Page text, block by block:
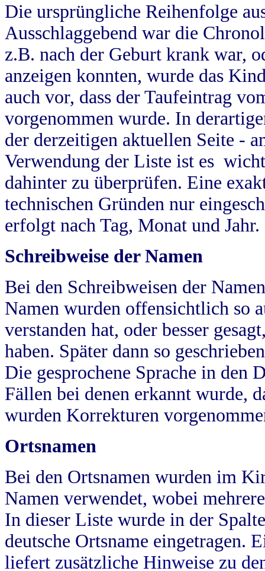
Die ursprüngliche Reihenfolge
Ausschlaggebend war die
z.B. nach der Geburt krank war,
anzeigen konnten, wurde das
auch vor, dass der Taufeintrag
vorgenommen wurde. In
der derzeitigen aktuellen Seite -
Verwendung der Liste ist es
dahinter zu überprüfen. Eine
technischen Gründen nur
erfolgt nach Tag, Monat und Jahr.
Schreibweise der Namen
Bei den Schreibweisen der
Namen wurden offensichtlich so
verstanden hat, oder besser
haben. Später dann so
Die gesprochene Sprache in
Fällen bei denen erkannt wurde,
wurden Korrekturen
Ortsnamen
Bei den Ortsnamen wurden im
Namen verwendet, wobei
In dieser Liste wurde in der
deutsche Ortsname eingetragen.
liefert zusätzliche Hinweise zu